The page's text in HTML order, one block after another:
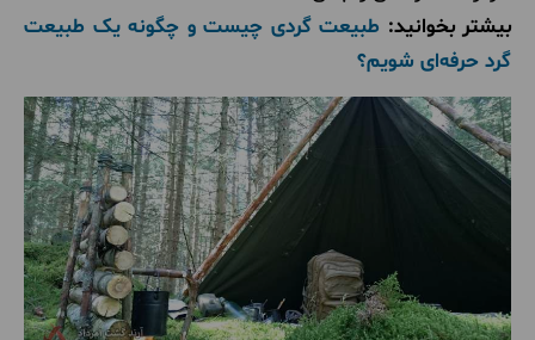
بیشتر بخوانید: طبیعت گردی چیست و چگونه یک طبیعت
گرد حرفه‌ای شویم؟